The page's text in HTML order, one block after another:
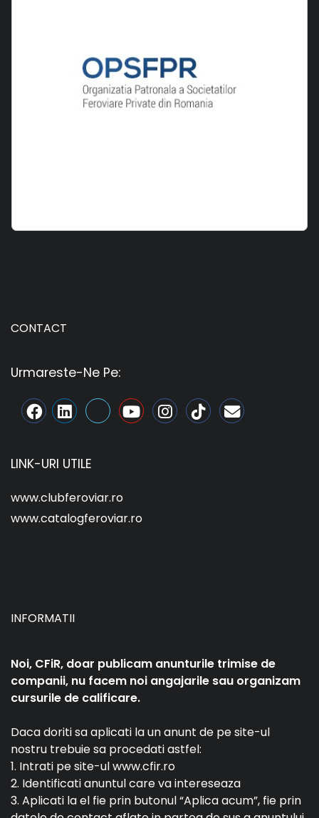
CONTACT
Urmareste-Ne Pe:
LINK-URI UTILE
www.clubferoviar.ro
www.catalogferoviar.ro
INFORMATII
Noi, CFiR, doar publicam anunturile trimise de
companii, nu facem noi angajarile sau organizam
cursurile de calificare.
Daca doriti sa aplicati la un anunt de pe site-ul
nostru trebuie sa procedati astfel:
1. Intrati pe site-ul www.cfir.ro
2. Identificati anuntul care va intereseaza
3. Aplicati la el fie prin butonul “Aplica acum”, fie prin